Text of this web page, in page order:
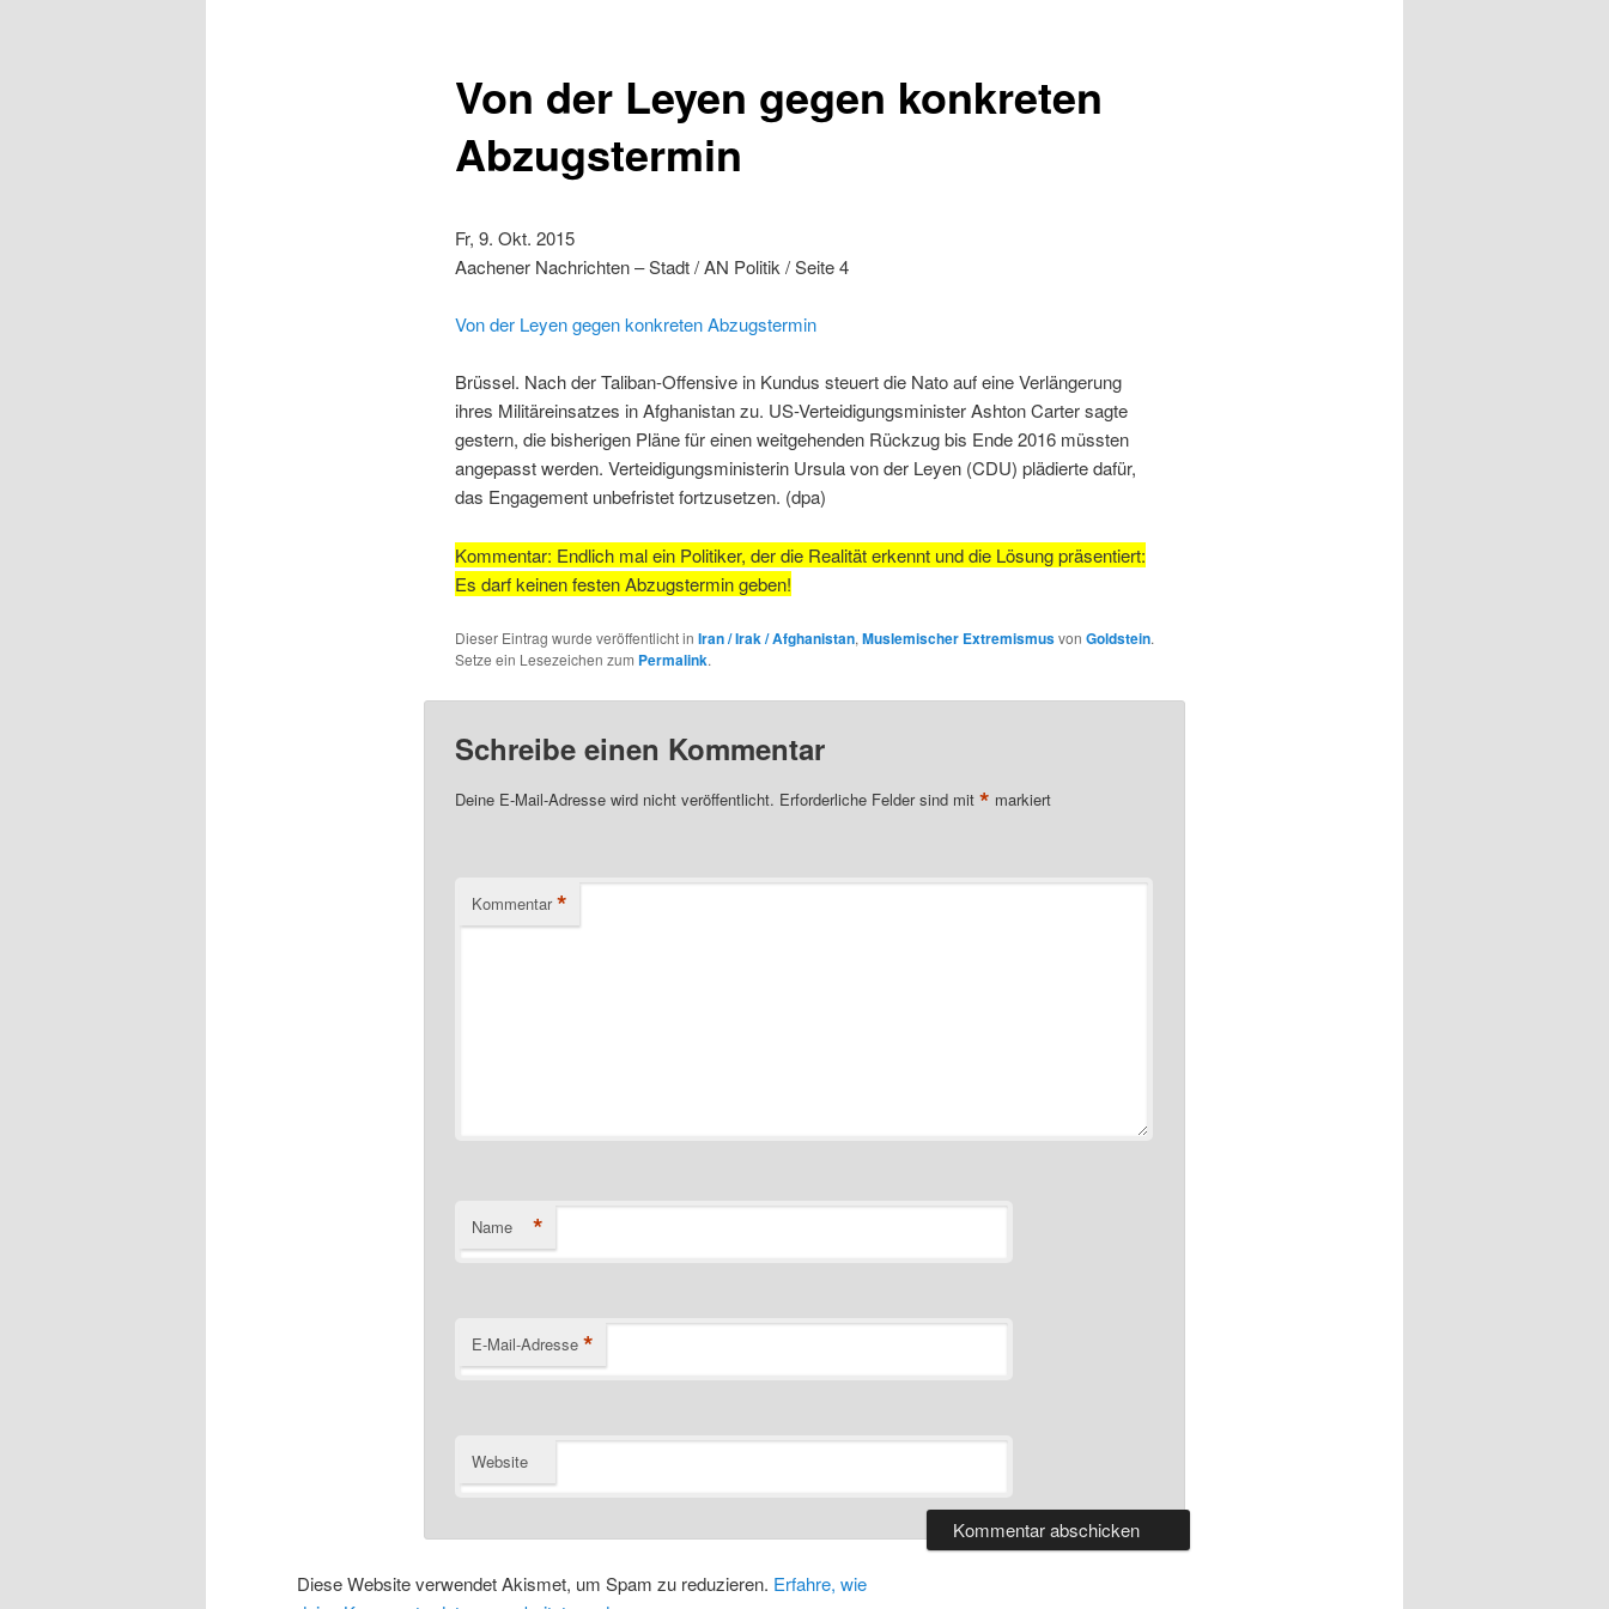
Von der Leyen gegen konkreten
Abzugstermin
Fr, 9. Okt. 2015
Aachener Nachrichten – Stadt / AN Politik / Seite 4
Von der Leyen gegen konkreten Abzugstermin
Brüssel. Nach der Taliban-Offensive in Kundus steuert die Nato auf eine Verlängerung
ihres Militäreinsatzes in Afghanistan zu. US-Verteidigungsminister Ashton Carter sagte
gestern, die bisherigen Pläne für einen weitgehenden Rückzug bis Ende 2016 müssten
angepasst werden. Verteidigungsministerin Ursula von der Leyen (CDU) plädierte dafür,
das Engagement unbefristet fortzusetzen. (dpa)
Kommentar: Endlich mal ein Politiker, der die Realität erkennt und die Lösung präsentiert:
Es darf keinen festen Abzugstermin geben!
Dieser Eintrag wurde veröffentlicht in Iran / Irak / Afghanistan, Muslemischer Extremismusvon Goldstein.
Setze ein Lesezeichen zum Permalink.
Schreibe einen Kommentar
Deine E-Mail-Adresse wird nicht veröffentlicht. Erforderliche Felder sind mit * markiert
Kommentar *
Name *
E-Mail-Adresse *
Website
Diese Website verwendet Akismet, um Spam zu reduzieren. Erfahre, wie